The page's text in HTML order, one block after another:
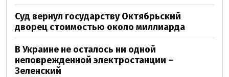
Суд вернул государству Октябрьский
дворец стоимостью около миллиарда
В Украине не осталось ни одной
неповрежденной электростанции –
Зеленский